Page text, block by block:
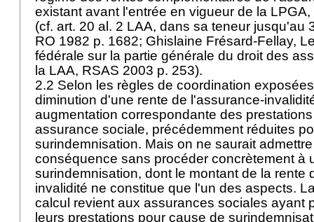
existant avant l'entrée en vigueur de la
(cf. art. 20 al. 2 LAA, dans sa teneur jusqu'au
RO 1982 p. 1682; Ghislaine Frésard-Fellay,
fédérale sur la partie générale du droit des
la LAA, RSAS 2003 p. 253).
2.2 Selon les règles de coordination
diminution d'une rente de l'assurance-
augmentation correspondante des
assurance sociale, précédemment réduites
surindemnisation. Mais on ne saurait
conséquence sans procéder concrètement à
surindemnisation, dont le montant de la rente
invalidité ne constitue que l'un des aspects.
calcul revient aux assurances sociales ayant
leurs prestations pour cause de